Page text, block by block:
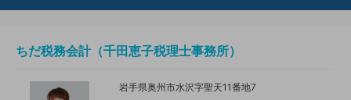
ちだ税務会計（千田恵子税理士事務所）
岩手県奥州市水沢字聖天11番地7